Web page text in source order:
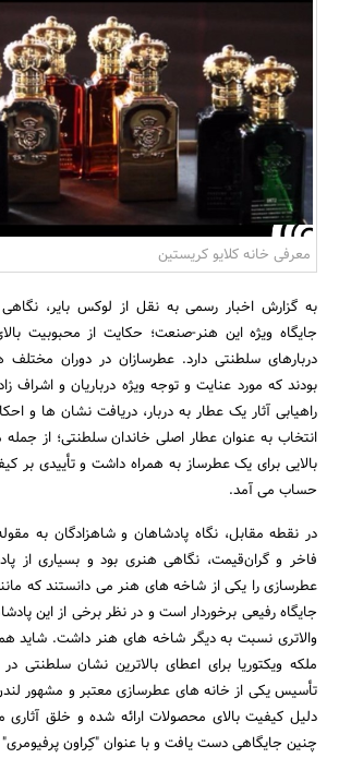
معرفی خانه کلایو کریستین
به گزارش اخبار رسمی به نقل از لوکس بایر،
جایگاه ویژه این هنر-صنعت؛ حکایت از محبوبیت
دربارهای سلطنتی دارد. عطرسازان در دوران مختلف
بودند که مورد عنایت و توجه ویژه درباریان و اشراف
راهیابی آثار یک عطار به دربار، دریافت نشان ها و
انتخاب به عنوان عطار اصلی خاندان سلطنتی؛ از جمله
بالایی برای یک عطرساز به همراه داشت و تأییدی بر
حساب می آمد.
در نقطه مقابل، نگاه پادشاهان و شاهزادگان به
فاخر و گران‌قیمت، نگاهی هنری بود و بسیاری از
عطرسازی را یکی از شاخه های هنر می دانستند که
جایگاه رفیعی برخوردار است و در نظر برخی از این
والاتری نسبت به دیگر شاخه های هنر داشت. شاید
تأسیس یکی از خانه های عطرسازی معتبر و مشهور
دلیل کیفیت بالای محصولات ارائه شده و خلق آثاری
چنین جایگاهی دست یافت و با عنوان "کِراون